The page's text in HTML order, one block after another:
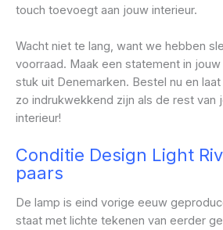
touch toevoegt aan jouw interieur.
Wacht niet te lang, want we hebben
voorraad. Maak een statement in
stuk uit Denemarken. Bestel nu en
zo indrukwekkend zijn als de rest van
interieur!
Conditie Design Light
paars
De lamp is eind vorige eeuw
staat met lichte tekenen van eerder